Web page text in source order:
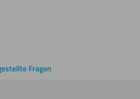
Fragen